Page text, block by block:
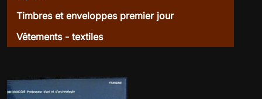
Timbres et enveloppes premier jour
Vêtements - textiles